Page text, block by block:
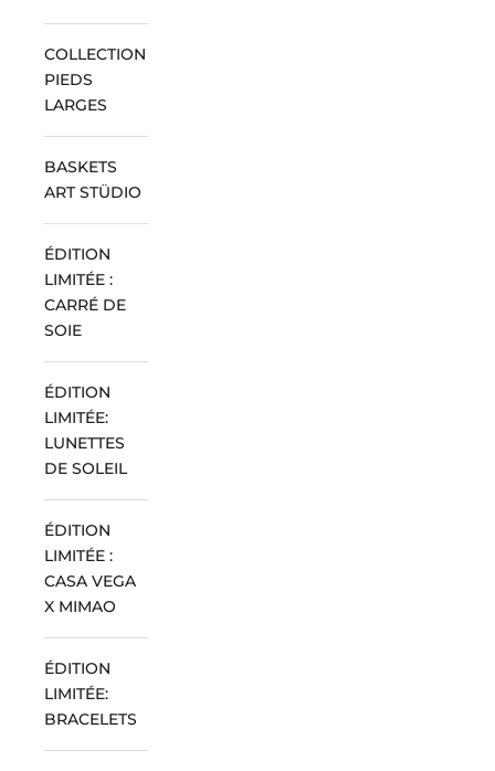
COLLECTION
PIEDS
LARGES
BASKETS
ART STÜDIO
ÉDITION
LIMITÉE :
CARRÉ DE
SOIE
ÉDITION
LIMITÉE:
LUNETTES
DE SOLEIL
ÉDITION
LIMITÉE :
CASA VEGA
X MIMAO
ÉDITION
LIMITÉE:
BRACELETS